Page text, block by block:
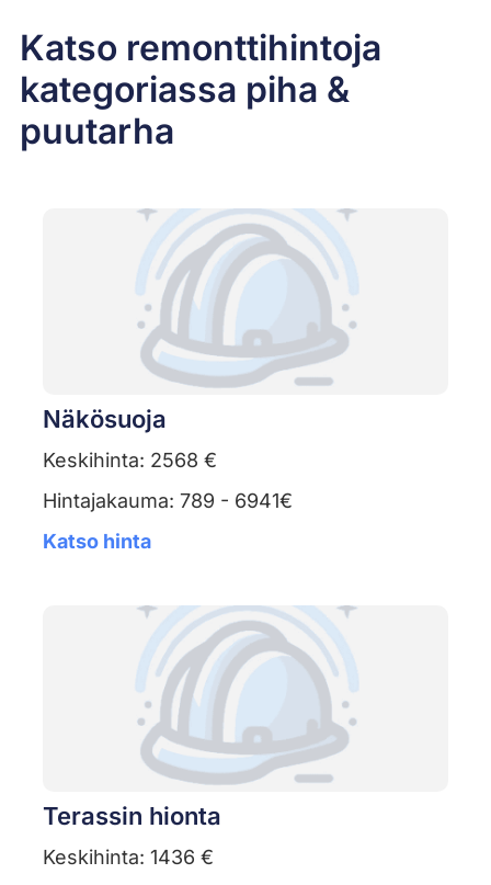
Katso remonttihintoja
kategoriassa piha &
puutarha
Näkösuoja
Keskihinta: 2568 €
Hintajakauma: 789 - 6941€
Katso hinta
Terassin hionta
Keskihinta: 1436 €